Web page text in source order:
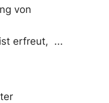
von
erfreut,